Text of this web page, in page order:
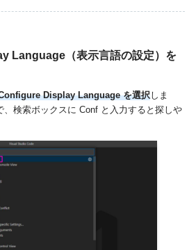
Language （表示言語の設定）を
Display Language を選択しま
、検索ボックスに Conf と入力すると探しや